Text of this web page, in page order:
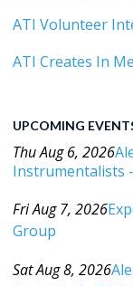
ATI Volunteer
ATI Creates In
UPCOMING
Thu Aug 6, 2026
Instrumentalists
Fri Aug 7, 2026
Group
Sat Aug 8, 2026